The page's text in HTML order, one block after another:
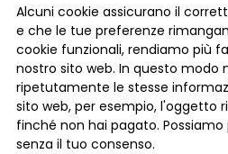
Alcuni cookie assicurano il
e che le tue preferenze
cookie funzionali, rendiamo più
nostro sito web. In questo modo
ripetutamente le stesse
sito web, per esempio, l'oggetto
finché non hai pagato.
senza il tuo consenso.